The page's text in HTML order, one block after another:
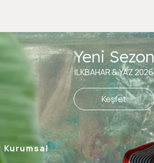
Kurumsal
Yeni Sezon
İLKBAHAR & YAZ 2026
Keşfet